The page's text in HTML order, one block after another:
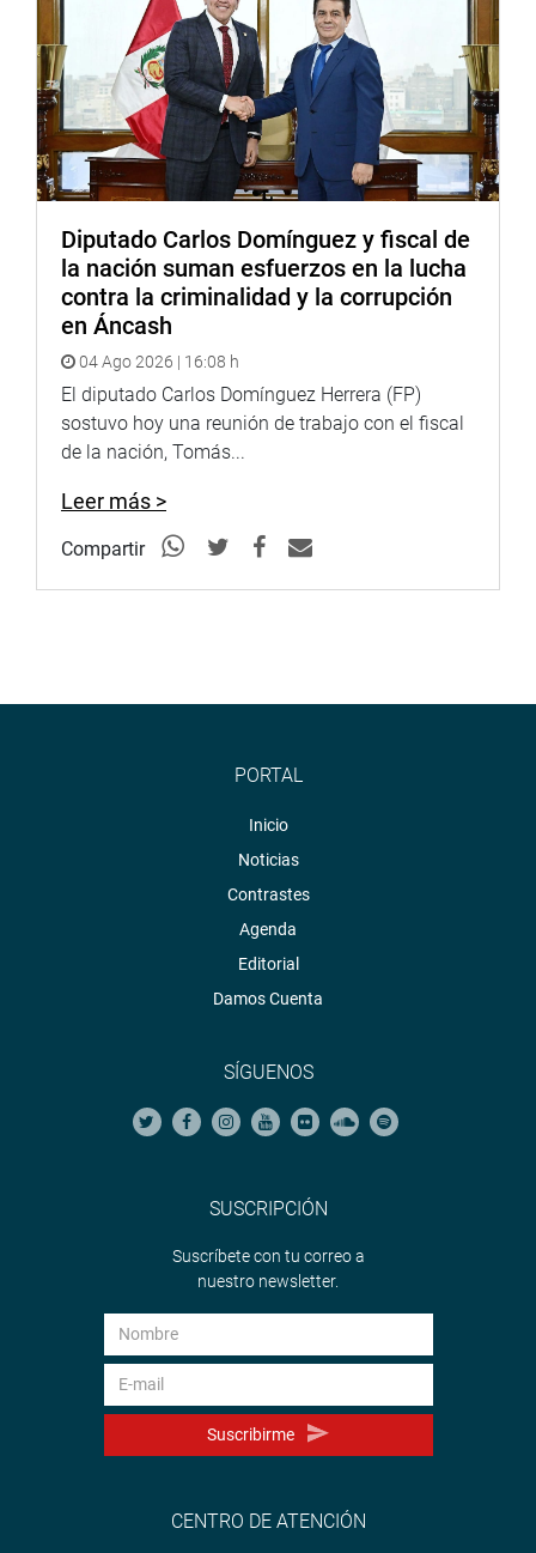
Diputado Carlos Domínguez y fiscal de
la nación suman esfuerzos en la lucha
contra la criminalidad y la corrupción
en Áncash
04 Ago 2026 | 16:08 h
El diputado Carlos Domínguez Herrera (FP)
sostuvo hoy una reunión de trabajo con el fiscal
de la nación, Tomás...
Leer más >
Compartir
PORTAL
Inicio
Noticias
Contrastes
Agenda
Editorial
Damos Cuenta
SÍGUENOS
SUSCRIPCIÓN
Suscríbete con tu correo a
nuestro newsletter.
Suscribirme
CENTRO DE ATENCIÓN